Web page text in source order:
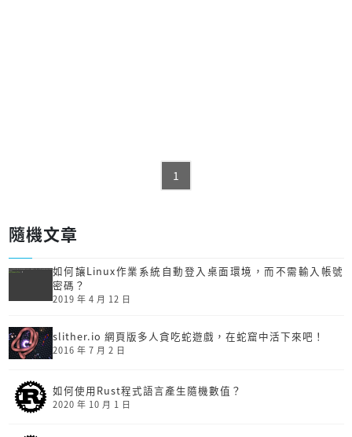
1
隨機文章
如何讓Linux作業系統自動登入桌面環境，而不需輸入帳號
密碼？
2019 年 4 月 12 日
slither.io 網頁版多人貪吃蛇遊戲，在蛇窟中活下來吧！
2016 年 7 月 2 日
如何使用Rust程式語言產生隨機數值？
2020 年 10 月 1 日